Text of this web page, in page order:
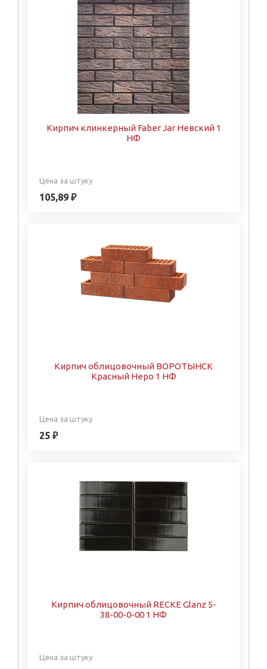
Кирпич клинкерный Faber Jar Невский 1
НФ
Цена за штуку
105,89 ₽
Кирпич облицовочный ВОРОТЫНСК
Красный Неро 1 НФ
Цена за штуку
25 ₽
Кирпич облицовочный RECKE Glanz 5-
38-00-0-00 1 НФ
Цена за штуку